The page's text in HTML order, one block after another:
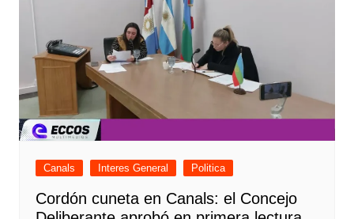
Canals Interes General Politica
Cordón cuneta en Canals: el Concejo